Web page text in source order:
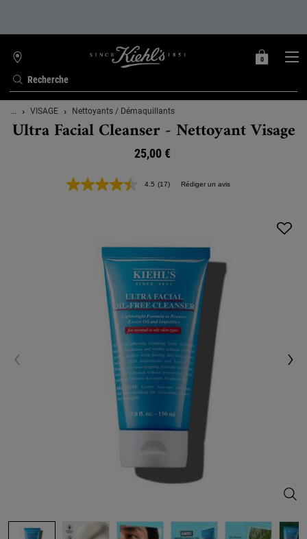
Recherche
TROUVER
UNE
BOUTIQUE
MON
0
0 PRODUIT
Contenu principal
... VISAGE Nettoyants / Démaquillants
Ultra Facial Cleanser - Nettoyant Visage
25,00 €
4.5 Lire
la
même
page.
(17) Rédiger un avis